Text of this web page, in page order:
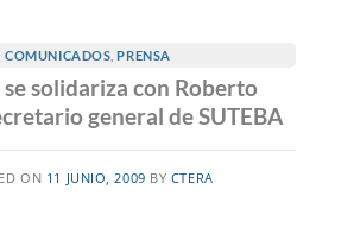
COMUNICADOS ,PRENSA
se solidariza con Roberto
general de SUTEBA
ON 11 JUNIO, 2009 BY CTERA